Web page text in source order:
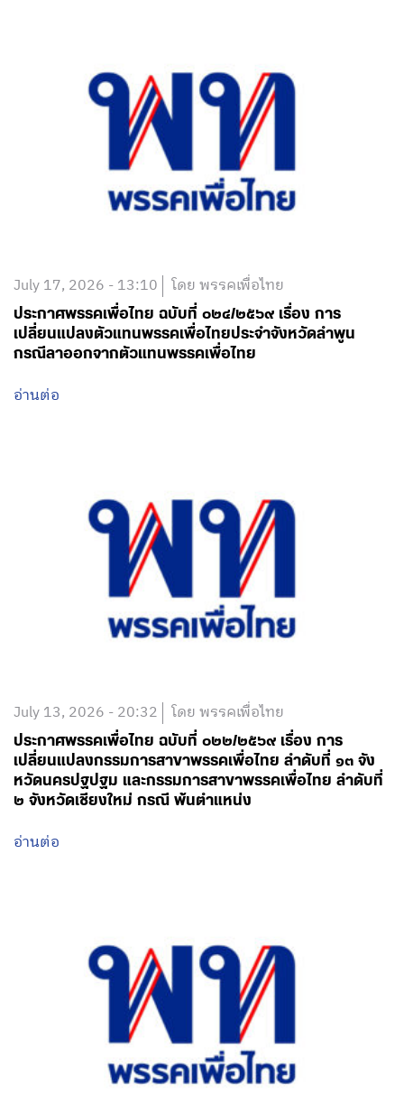
July 17, 2026 - 13:10 โดย พรรคเพื่อไทย
ประกาศพรรคเพื่อไทย ฉบับที่ ๐๒๔/๒๕๖๙ เรื่อง การ
เปลี่ยนแปลงตัวแทนพรรคเพื่อไทยประจำจังหวัดลำพูน
กรณีลาออกจากตัวแทนพรรคเพื่อไทย
อ่านต่อ
July 13, 2026 - 20:32 โดย พรรคเพื่อไทย
ประกาศพรรคเพื่อไทย ฉบับที่ ๐๒๒/๒๕๖๙ เรื่อง การ
เปลี่ยนแปลงกรรมการสาขาพรรคเพื่อไทย ลำดับที่ ๑๓ จัง
หวัดนครปฐปฐม และกรรมการสาขาพรรคเพื่อไทย ลำดับที่
๒ จังหวัดเชียงใหม่ กรณี พ้นตำแหน่ง
อ่านต่อ